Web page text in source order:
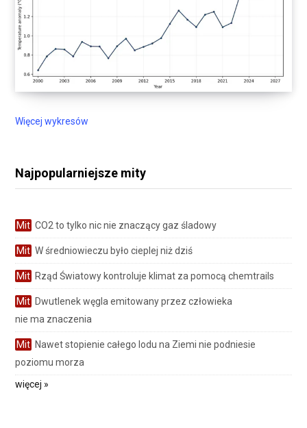
Więcej wykresów
Najpopularniejsze mity
Mit CO2 to tylko nic nie znaczący gaz śladowy
Mit W średniowieczu było cieplej niż dziś
Mit Rząd Światowy kontroluje klimat za pomocą chemtrails
Mit Dwutlenek węgla emitowany przez człowieka
nie ma znaczenia
Mit Nawet stopienie całego lodu na Ziemi nie podniesie
poziomu morza
więcej »